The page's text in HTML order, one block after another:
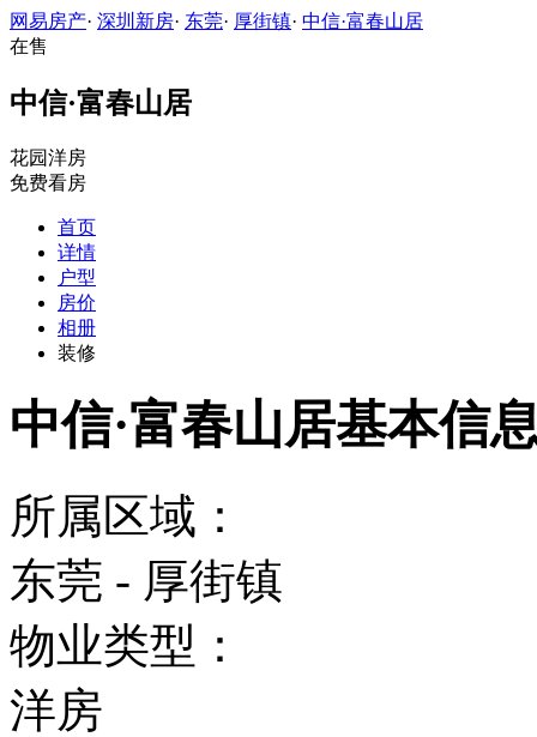
网易房产· 深圳新房· 东莞· 厚街镇· 中信·富春山居
在售
中信·富春山居
花园洋房
免费看房
首页
详情
户型
房价
相册
装修
中信·富春山居基本信
所属区域：
东莞 - 厚街镇
物业类型：
洋房